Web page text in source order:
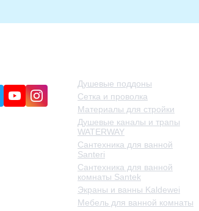
Душевые поддоны
Сетка и проволка
Материалы для стройки
Душевые каналы и трапы
WATERWAY
Сантехника для ванной
Santeri
Сантехника для ванной
комнаты Santek
Экраны и ванны Kaldewei
Мебель для ванной комнаты